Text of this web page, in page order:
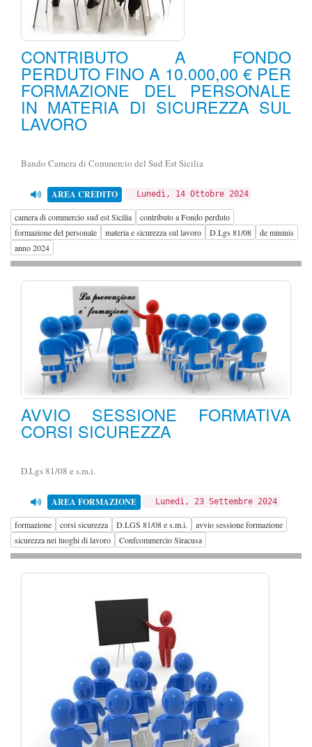
CONTRIBUTO A FONDO
PERDUTO FINO A 10.000,00 € PER
FORMAZIONE DEL PERSONALE
IN MATERIA DI SICUREZZA SUL
LAVORO
Bando Camera di Commercio del Sud Est Sicilia
AREA CREDITO Lunedì, 14 Ottobre 2024
camera di commercio sud est Sicilia
contributo a Fondo perduto
formazione del personale
materia e sicurezza sul lavoro D.Lgs 81/08
de mininis
anno 2024
AVVIO SESSIONE FORMATIVA
CORSI SICUREZZA
D.Lgs 81/08 e s.m.i.
AREA FORMAZIONE Lunedì, 23 Settembre 2024
formazione corsi sicurezza D.LGS 81/08 e s.m.i.
avvio sessione formazione
sicurezza nei luoghi di lavoro
Confcommercio Siracusa